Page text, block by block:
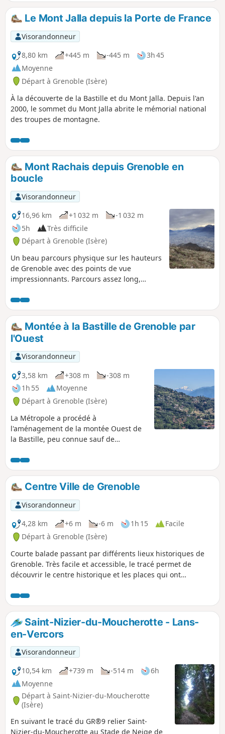
piste cyclable pour traverser Échirolles, Eybens, Poisat,
Saint-Martin d'Hères et D523 pour Gières.Voie verte de
l'Isère pour boucler la boucle : 9km sans voiture.
Le Mont Jalla depuis la Porte de France
Visorandonneur
8,80 km
+445 m -445 m
3h 45
Moyenne
Départ à Grenoble (Isère)
À la découverte de la Bastille et du Mont Jalla. Depuis l'an
2000, le sommet du Mont Jalla abrite le mémorial national
des troupes de montagne.
Mont Rachais depuis Grenoble en
boucle
Visorandonneur
16,96 km
+1 032 m
-1 032 m
5h
Très difficile
Départ à Grenoble (Isère)
Un beau parcours physique sur les hauteurs
de Grenoble avec des points de vue
impressionnants. Parcours assez long,
Attention toutefois, parcours côté La Tronche
un peu chaotique.
Montée à la Bastille de Grenoble par
l'Ouest
Visorandonneur
3,58 km
+308 m
-308 m
1h 55
Moyenne
Départ à Grenoble (Isère)
La Métropole a procédé à
l'aménagement de la montée Ouest de
la Bastille, peu connue sauf de
accessible par la route de Clémencières.
La descente proposée vous ramène au
Jardin des Dauphins, mais vous pouvez
la faire par un autre trajet habituel
(Fontaine du Lion ou Porte saint-
Laurent, voire par le téléphérique de
Grenoble, surnommé "les Bulles").La
pente est assez raide mais sans danger.
Vous passerez par quelques vues
inhabituelles de la vallée et par les
Grottes de Mandrin, ouvrage défensif
du glacis de la Bastille.Randonnée à ne
24h00 après, le terrain est glissant.
Descente déconseillée en aller-retour.
Centre Ville de Grenoble
Visorandonneur
4,28 km
+6 m -6 m 1h 15
Facile
Départ à Grenoble (Isère)
Courte balade passant par différents lieux historiques de
Grenoble. Très facile et accessible, le tracé permet de
découvrir le centre historique et les places qui ont
prévoir plus que le simple temps piéton.
Saint-Nizier-du-Moucherotte - Lans-
en-Vercors
Visorandonneur
10,54 km
+739 m -514 m
6h
Moyenne
Départ à Saint-Nizier-du-Moucherotte
(Isère)
En suivant le tracé du GR®9 relier Saint-
Nizier-du-Moucherotte au Stade de Neige de